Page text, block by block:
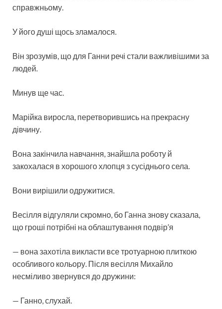
справжньому.
У його душі щось зламалося.
Він зрозумів, що для Ганни речі стали важливішими за
людей.
Минув ще час.
Марійка виросла, перетворившись на прекрасну
дівчину.
Вона закінчила навчання, знайшла роботу й
закохалася в хорошого хлопця з сусіднього села.
Вони вирішили одружитися.
Весілля відгуляли скромно, бо Ганна знову сказала,
що гроші потрібні на облаштування подвір’я
— вона захотіла викласти все тротуарною плиткою
особливого кольору. Після весілля Михайло
несміливо звернувся до дружини:
— Ганно, слухай.